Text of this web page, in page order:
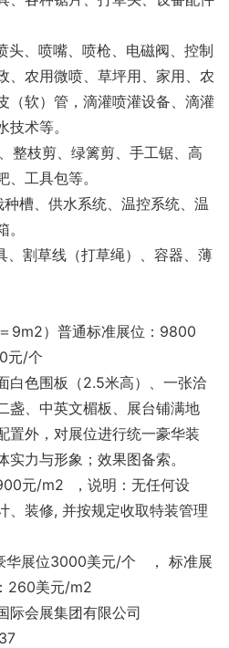
头、喷嘴、喷枪、电磁阀、控制
、农用微喷、草坪用、家用、农
（软）管，滴灌喷灌设备、滴灌
术等。
整枝剪、绿篱剪、手工锯、高
工具包等。
槽、供水系统、温控系统、温
、割草线（打草绳）、容器、薄
9m2）普通标准展位：9800
元/个
白色围板（2.5米高）、一张洽
盏、中英文楣板、展台铺满地
置外，对展位进行统一豪华装
实力与形象；效果图备索。
元/m2 ，说明：无任何设
、装修, 并按规定收取特装管理
华展位3000美元/个 ， 标准展
260美元/m2
际会展集团有限公司